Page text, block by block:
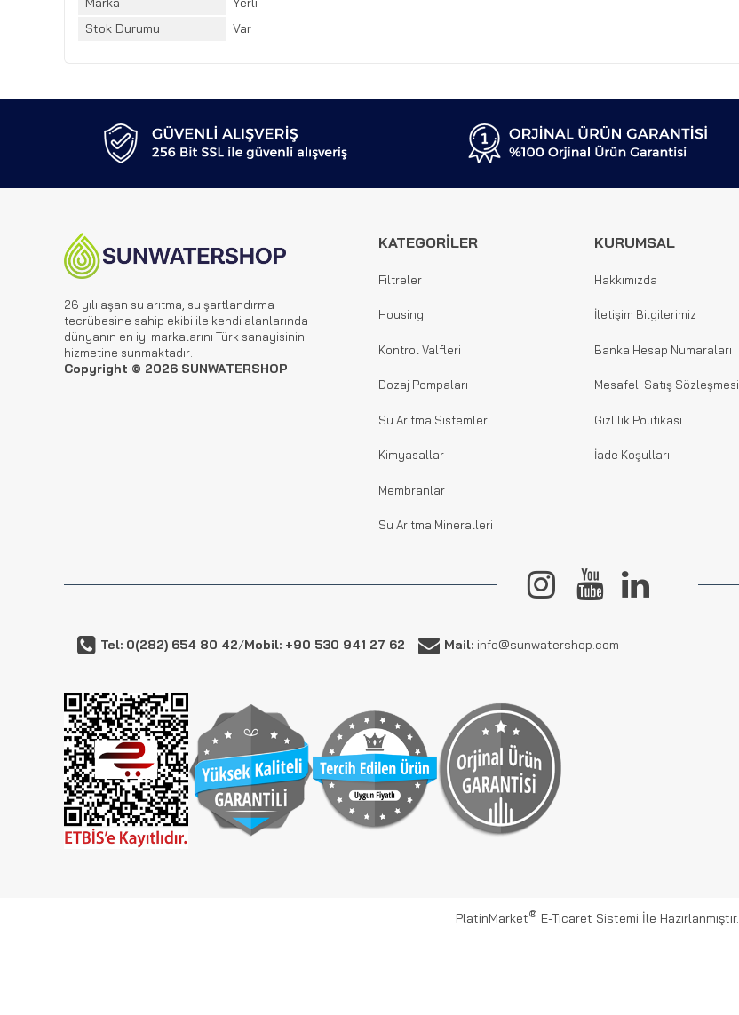
Stok Durumu
Var
26 yılı aşan su arıtma, su şartlandırma
tecrübesine sahip ekibi ile kendi alanlarında
dünyanın en iyi markalarını Türk sanayisinin
hizmetine sunmaktadır.
Copyright © 2026 SUNWATERSHOP
KATEGORİLER
Filtreler
Housing
Kontrol Valfleri
Dozaj Pompaları
Su Arıtma Sistemleri
Kimyasallar
Membranlar
Su Arıtma Mineralleri
KURUMSAL
Hakkımızda
İletişim Bilgilerimiz
Banka Hesap Numaraları
Mesafeli Satış Sözleşmesi
Gizlilik Politikası
İade Koşulları
Tel: 0(282) 654 80 42/Mobil: +90 530 941 27 62 Mail: info@sunwatershop.com
PlatinMarket® E-Ticaret Sistemi İle Hazırlanmıştır.